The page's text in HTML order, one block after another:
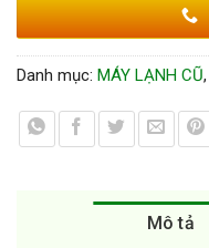
Danh mục: MÁY LẠNH CŨ,
Mô tả